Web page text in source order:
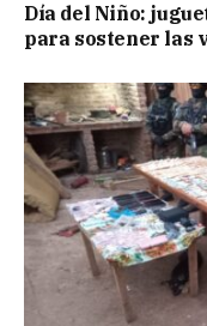
Día del Niño:
para sostener las